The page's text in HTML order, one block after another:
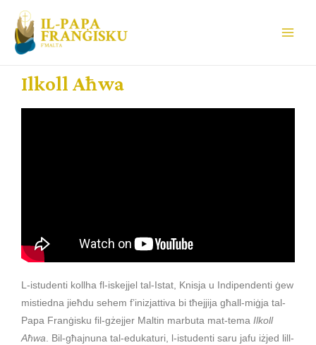
Ilkoll Aħwa
L-istudenti kollha fl-iskejjel tal-Istat, Knisja u Indipendenti ġew
mistiedna jieħdu sehem f’inizjattiva bi tħejjija għall-miġja tal-
Papa Franġisku fil-gżejjer Maltin marbuta mat-tema Ilkoll
Aħwa. Bil-għajnuna tal-edukaturi, l-istudenti saru jafu iżjed lill-